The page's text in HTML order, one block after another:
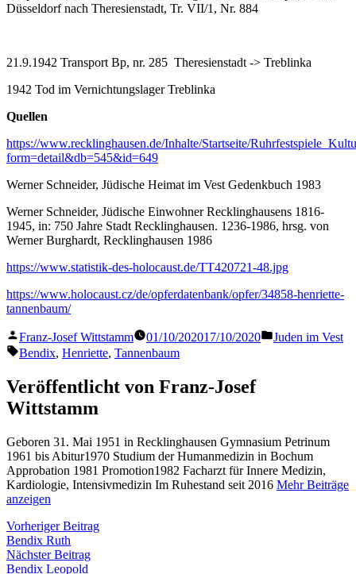
Düsseldorf nach Theresienstadt, Tr. VII/1, Nr. 884
21.9.1942 Transport Bp, nr. 285 Theresienstadt -> Treblinka
1942 Tod im Vernichtungslager Treblinka
Quellen
https://www.recklinghausen.de/Inhalte/Startseite/
form=detail&db=545&id=649
Werner Schneider, Jüdische Heimat im Vest Gedenkbuch 1983
Werner Schneider, Jüdische Einwohner Recklinghausens 1816-
1945, in: 750 Jahre Stadt Recklinghausen. 1236-1986, hrsg. von
Werner Burghardt, Recklinghausen 1986
https://www.statistik-des-holocaust.de/TT420721-48.jpg
https://www.holocaust.cz/de/opferdatenbank/opfer/34858-henriette-
tannenbaum/
Veröffentlicht
von
Franz-Josef Wittstamm 01/10/202017/10/2020
Veröffentlicht
Juden im Vest
Schlagwörter:
Bendix, Henriette, Tannenbaum
Veröffentlicht von Franz-Josef
Wittstamm
Geboren 31. Mai 1951 in Recklinghausen Gymnasium Petrinum
1961 bis Abitur1970 Studium der Humanmedizin in Bochum
Approbation 1981 Promotion1982 Facharzt für Innere Medizin,
Kardiologie, Intensivmedizin Im Ruhestand seit 2016 Mehr Beiträge
anzeigen
Beitragsnavigation
Vorheriger BeitragVorheriger
Bendix Ruth
Nächster BeitragNächster
Bendix Leopold